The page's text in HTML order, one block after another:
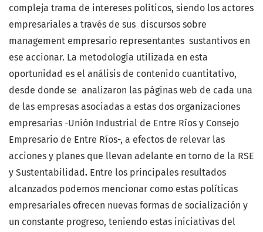
compleja trama de intereses políticos, siendo los actores
empresariales a través de sus discursos sobre
management empresario representantes sustantivos en
ese accionar. La metodología utilizada en esta
oportunidad es el análisis de contenido cuantitativo,
desde donde se analizaron las páginas web de cada una
de las empresas asociadas a estas dos organizaciones
empresarias -Unión Industrial de Entre Ríos y Consejo
Empresario de Entre Ríos-, a efectos de relevar las
acciones y planes que llevan adelante en torno de la RSE
y Sustentabilidad. Entre los principales resultados
alcanzados podemos mencionar como estas políticas
empresariales ofrecen nuevas formas de socialización y
un constante progreso, teniendo estas iniciativas del